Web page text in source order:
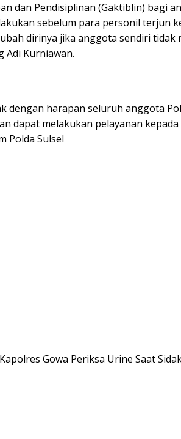
dan Pendisiplinan (Gaktiblin) bagi
sebelum para personil terjun
dirinya jika anggota sendiri
Adi Kurniawan.
dengan harapan seluruh anggota
dapat melakukan pelayanan
Polda Sulsel
Gowa Periksa Urine Saat